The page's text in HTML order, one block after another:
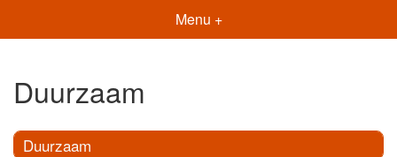
Menu +
Duurzaam
Duurzaam